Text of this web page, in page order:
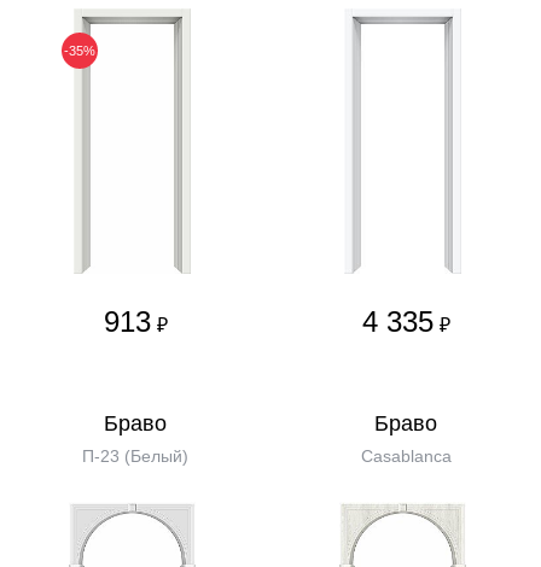
-35%
913 ₽ 4 335 ₽
Бравo
П-23 (Белый)
Бравo
Casablanca